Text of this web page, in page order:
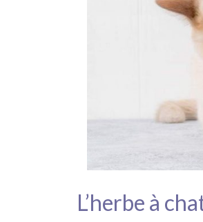
L’herbe à